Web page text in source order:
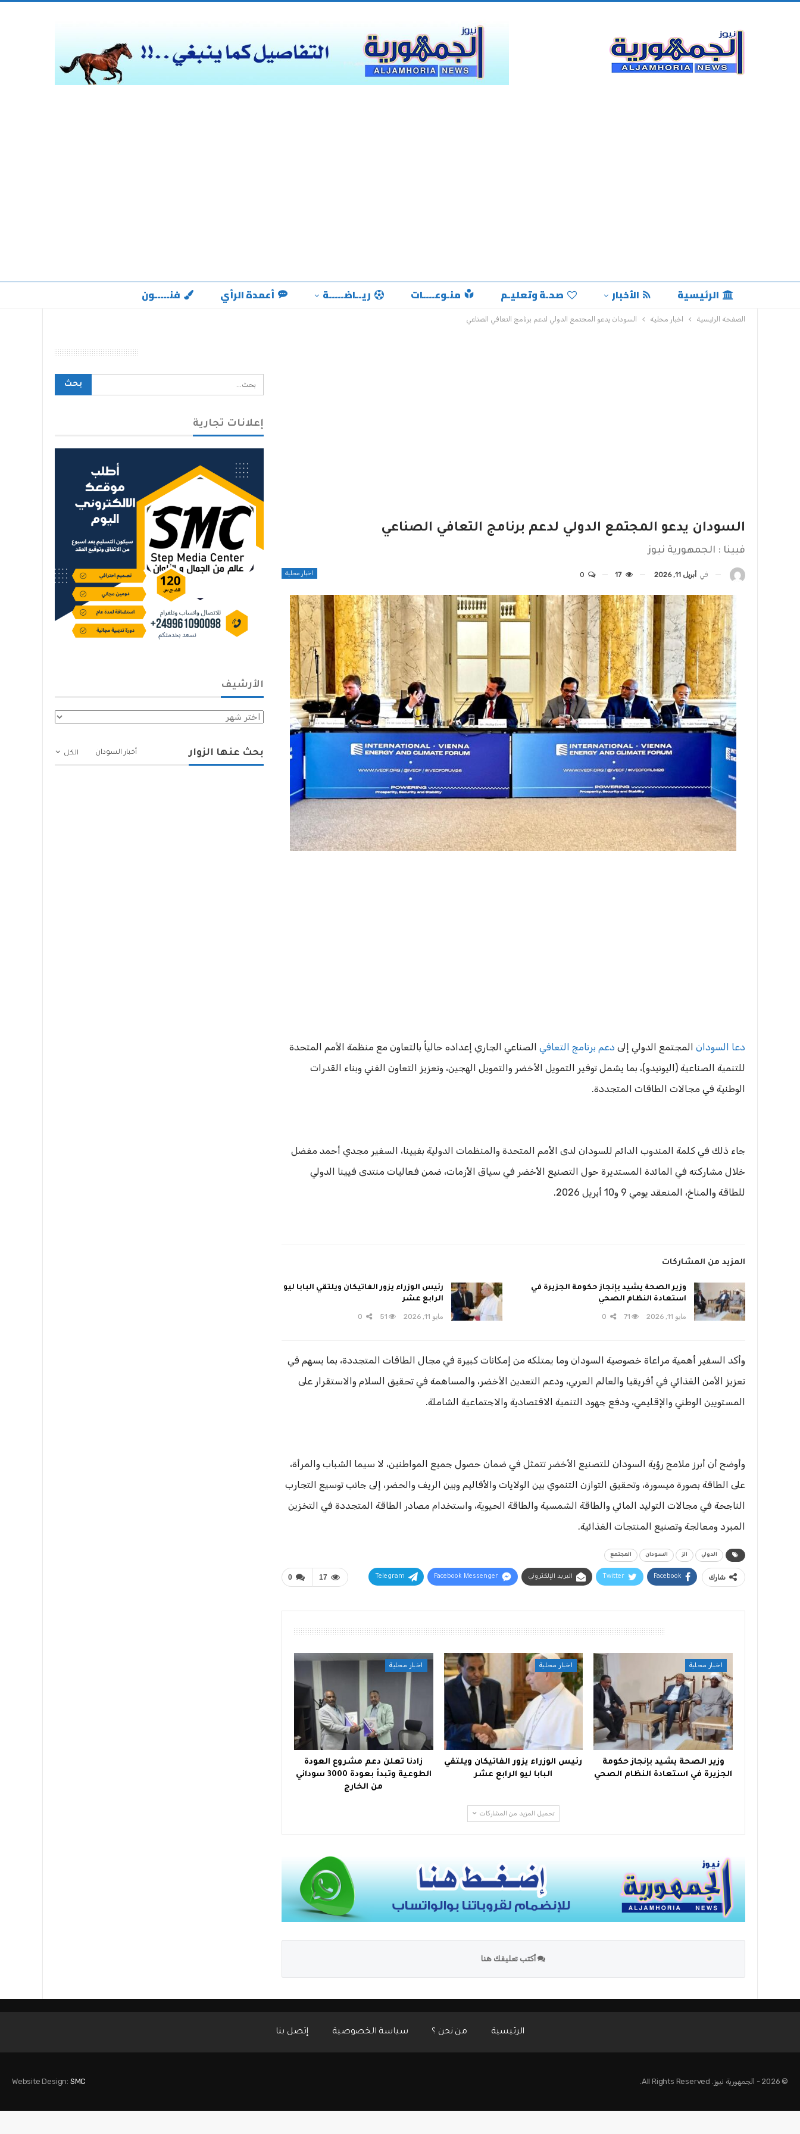
الرئيسية الأخبار صحـة وتعليـم منـوعــــات ريــاضـــــة أعمدة الرأي فنـــــون
الصفحة الرئيسية اخبار محلية السودان يدعو المجتمع الدولي لدعم برنامج التعافي الصناعي
السودان يدعو المجتمع الدولي لدعم برنامج التعافي الصناعي
فيينا : الجمهورية نيوز
اخبار محلية في أبريل 11, 2026 17
دعا السودان المجتمع الدولي إلى دعم برنامج التعافي الصناعي الجاري إعداده حالياً بالتعاون مع منظمة الأمم المتحدة
للتنمية الصناعية (اليونيدو)، بما يشمل توفير التمويل الأخضر والتمويل الهجين، وتعزيز التعاون الفني وبناء القدرات
الوطنية في مجالات الطاقات المتجددة.
جاء ذلك في كلمة المندوب الدائم للسودان لدى الأمم المتحدة والمنظمات الدولية بفيينا، السفير مجدي أحمد مفضل
خلال مشاركته في المائدة المستديرة حول التصنيع الأخضر في سياق الأزمات، ضمن فعاليات منتدى فيينا الدولي
للطاقة والمناخ، المنعقد يومي 9 و10 أبريل 2026.
المزيد من المشاركات
وزير الصحة يشيد بإنجاز حكومة الجزيرة في
استعادة النظام الصحي
مايو 11, 2026 71
رئيس الوزراء يزور الفاتيكان ويلتقي البابا ليو
الرابع عشر
مايو 11, 2026 51
وأكد السفير أهمية مراعاة خصوصية السودان وما يمتلكه من إمكانات كبيرة في مجال الطاقات المتجددة، بما يسهم في
تعزيز الأمن الغذائي في أفريقيا والعالم العربي، ودعم التعدين الأخضر، والمساهمة في تحقيق السلام والاستقرار على
المستويين الوطني والإقليمي، ودفع جهود التنمية الاقتصادية والاجتماعية الشاملة.
وأوضح أن أبرز ملامح رؤية السودان للتصنيع الأخضر تتمثل في ضمان حصول جميع المواطنين، لا سيما الشباب والمرأة،
على الطاقة بصورة ميسورة، وتحقيق التوازن التنموي بين الولايات والأقاليم وبين الريف والحضر، إلى جانب توسيع التجارب
الناجحة في مجالات التوليد المائي والطاقة الشمسية والطاقة الحيوية، واستخدام مصادر الطاقة المتجددة في التخزين
المبرد ومعالجة وتصنيع المنتجات الغذائية.
الدولي الز السودان المجتمع
0 17 شارك Facebook
Twitter البريد الإلكتروني Facebook Messenger
Telegram
اخبار محلية
وزير الصحة يشيد بإنجاز حكومة
الجزيرة في استعادة النظام الصحي
اخبار محلية
رئيس الوزراء يزور الفاتيكان ويلتقي
البابا ليو الرابع عشر
اخبار محلية
زادنا تعلن دعم مشروع العودة
الطوعية وتبدأ بعودة 3000 سوداني
من الخارج
تحميل المزيد من المشاركات
أكتب تعليقك هنا
إعلانات تجارية
الأرشيف
الأرشيف
الكل بحث عنها الزوار أخبار السودان
الرئيسية من نحن ؟ سياسة الخصوصية إتصل بنا
© 2026 - الجمهورية نيوز. All Rights Reserved. Website Design: SMC